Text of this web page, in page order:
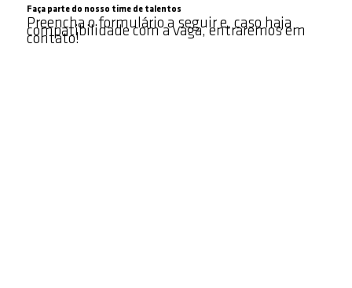
​Faça parte do nosso time de talentos
Preencha o formulário a seguir e, caso haja
compatibilidade com a vaga, entraremos em
contato!